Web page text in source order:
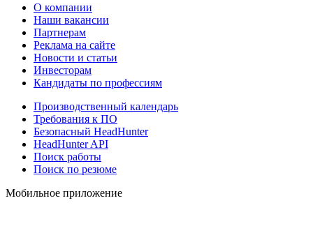
О компании
Наши вакансии
Партнерам
Реклама на сайте
Новости и статьи
Инвесторам
Кандидаты по профессиям
Производственный календарь
Требования к ПО
Безопасный HeadHunter
HeadHunter API
Поиск работы
Поиск по резюме
Мобильное приложение